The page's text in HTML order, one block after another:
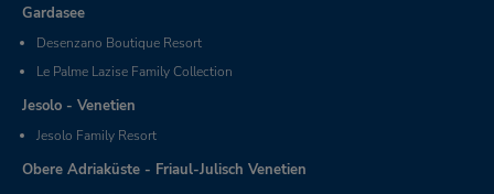
Gardasee
Desenzano Boutique Resort
Le Palme Lazise Family Collection
Jesolo - Venetien
Jesolo Family Resort
Obere Adriaküste - Friaul-Julisch Venetien